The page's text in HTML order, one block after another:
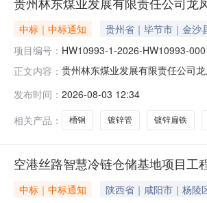
中标｜中标通知 贵州省｜毕节市｜金沙
项目编号： HW10993-1-2026-HW10993-
正文内容： 贵州林东煤业发展有限责任公司
0312:02:22公示结束时间:2026-
发布时间： 2026-08-03 12:34
相关产品：
槽钢 镀锌管 镀锌扁铁
空港丝路智慧冷链仓储基地项目工
中标｜中标通知 陕西省｜咸阳市｜杨陵